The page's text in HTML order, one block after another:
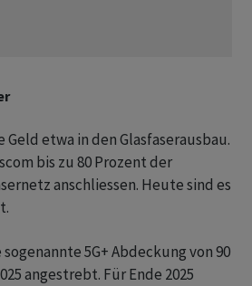
Geld etwa in den Glasfaserausbau.
bis zu 80 Prozent der
anschliessen. Heute sind es
5G+ Abdeckung von 90
angestrebt. Für Ende 2025